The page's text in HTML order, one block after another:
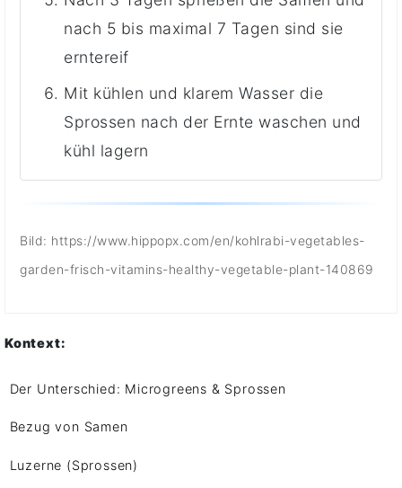
nach 5 bis maximal 7 Tagen sind sie
erntereif
Mit kühlen und klarem Wasser die
Sprossen nach der Ernte waschen und
kühl lagern
Bild: https://www.hippopx.com/en/kohlrabi-vegetables-
garden-frisch-vitamins-healthy-vegetable-plant-140869
Kontext:
Der Unterschied: Microgreens & Sprossen
Bezug von Samen
Luzerne (Sprossen)